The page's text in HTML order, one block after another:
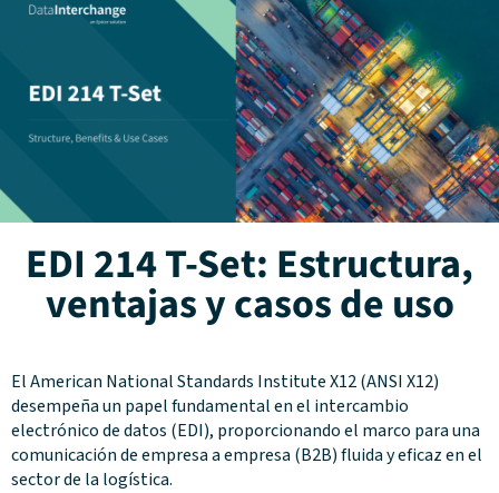
EDI 214 T-Set: Estructura,
ventajas y casos de uso
El American National Standards Institute X12 (ANSI X12)
desempeña un papel fundamental en el intercambio
electrónico de datos (EDI), proporcionando el marco para una
comunicación de empresa a empresa (B2B) fluida y eficaz en el
sector de la logística.